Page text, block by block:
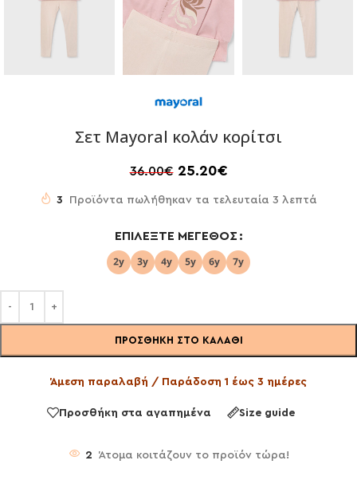
Σετ Mayoral κολάν κορίτσι
36.00€ 25.20€
3 Προϊόντα πωλήθηκαν τα τελευταία 3 λεπτά
ΕΠΙΛΈΞΤΕ ΜΈΓΕΘΟΣ
ΠΡΟΣΘΉΚΗ ΣΤΟ ΚΑΛΆΘΙ
Άμεση παραλαβή / Παράδοση 1 έως 3 ημέρες
Προσθήκη στα αγαπημένα Size guide
2 Άτομα κοιτάζουν το προϊόν τώρα!